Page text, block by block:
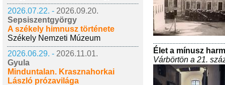
2026.07.22. - 2026.09.20.
Sepsiszentgyörgy
A székely himnusz története
Székely Nemzeti Múzeum
2026.06.29. - 2026.11.01.
Gyula
Minduntalan. Krasznahorkai
László prózavilága
Élet a mínusz
Várbörtön a 21.